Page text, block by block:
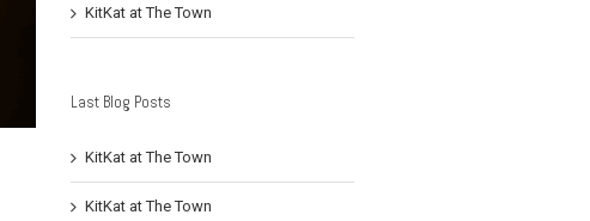
KitKat at The Town
Last Blog Posts
KitKat at The Town
KitKat at The Town